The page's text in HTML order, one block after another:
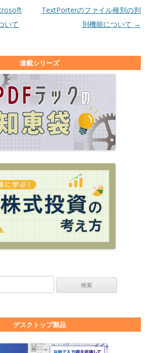
いて
TextPorterのファイル種別の判
別機能について →
連載シリーズ
デスクトップ製品